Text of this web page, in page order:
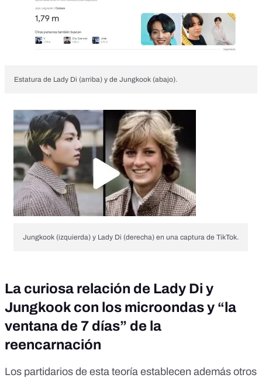
Estatura de Lady Di (arriba) y de Jungkook (abajo).
Jungkook (izquierda) y Lady Di (derecha) en una captura de TikTok.
La curiosa relación de Lady Di y
Jungkook con los microondas y “la
ventana de 7 días” de la
reencarnación
Los partidarios de esta teoría establecen además otros